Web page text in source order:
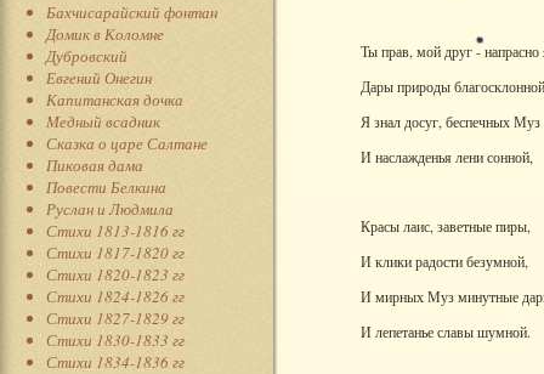
Бахчисарайский фонтан
Домик в Коломне
Дубровский
Евгений Онегин
Капитанская дочка
Медный всадник
Сказка о царе Салтане
Пиковая дама
Повести Белкина
Руслан и Людмила
Стихи 1813-1816 гг
Стихи 1817-1820 гг
Стихи 1820-1823 гг
Стихи 1824-1826 гг
Стихи 1827-1829 гг
Стихи 1830-1833 гг
Стихи 1834-1836 гг
Ты прав, мой друг - напрасно
Дары природы
Я знал досуг, беспечных Муз
И наслажденья лени сонной,
Красы лаис, заветные пиры,
И клики радости безумной,
И мирных Муз минутные
И лепетанье славы шумной.